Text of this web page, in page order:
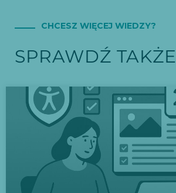
CHCESZ WIĘCEJ WIEDZY?
SPRAWDŹ TAKŻE